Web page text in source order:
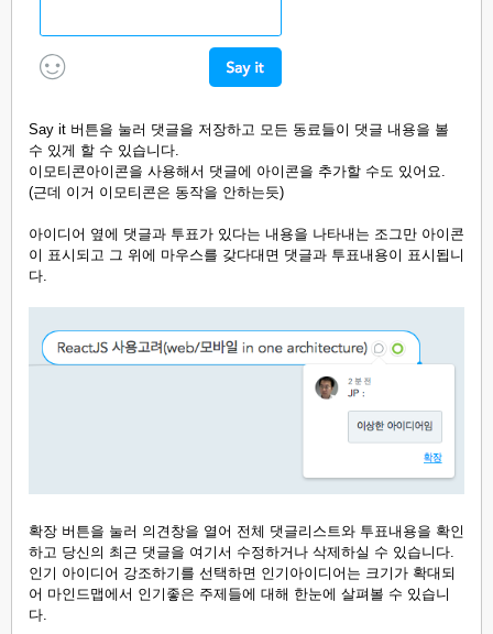
Say it 버튼을 눌러 댓글을 저장하고 모든 동료들이 댓글 내용을 볼
수 있게 할 수 있습니다.
이모티콘아이콘을 사용해서 댓글에 아이콘을 추가할 수도 있어요.
(근데 이거 이모티콘은 동작을 안하는듯)
아이디어 옆에 댓글과 투표가 있다는 내용을 나타내는 조그만 아이콘
이 표시되고 그 위에 마우스를 갖다대면 댓글과 투표내용이 표시됩니
다.
확장 버튼을 눌러 의견창을 열어 전체 댓글리스트와 투표내용을 확인
하고 당신의 최근 댓글을 여기서 수정하거나 삭제하실 수 있습니다.
인기 아이디어 강조하기를 선택하면 인기아이디어는 크기가 확대되
어 마인드맵에서 인기좋은 주제들에 대해 한눈에 살펴볼 수 있습니
다.